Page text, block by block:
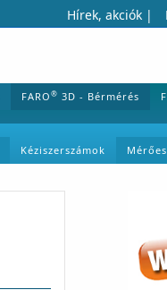
Hírek, akciók |
FARO® 3D - Bérmérés
Kéziszerszámok